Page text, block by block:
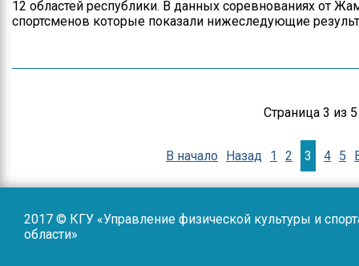
12 областей республики. В данных соревнованиях от
спортсменов которые показали нижеследующие
Страница 3 из 5
В начало Назад 1 2 3 4 5
2017 © КГУ «Управление физической культуры и
области»